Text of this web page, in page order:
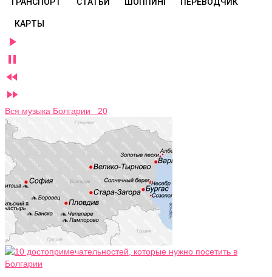
КАРТЫ




Вся музыка Болгарии 20